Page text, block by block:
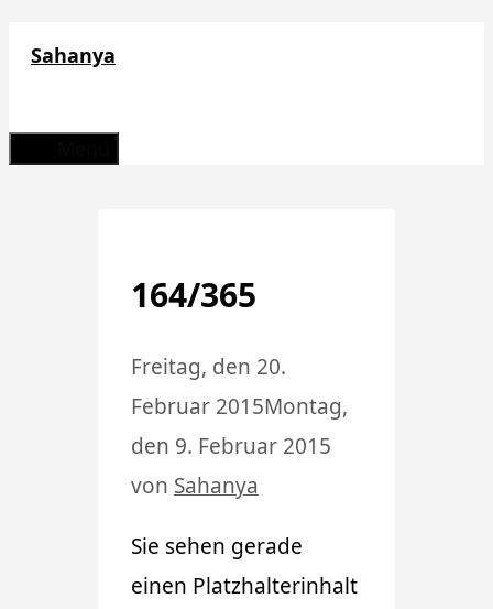
Sahanya
164/365
Freitag, den 20.
Februar 2015Montag,
den 9. Februar 2015
von Sahanya
Sie sehen gerade
einen Platzhalterinhalt